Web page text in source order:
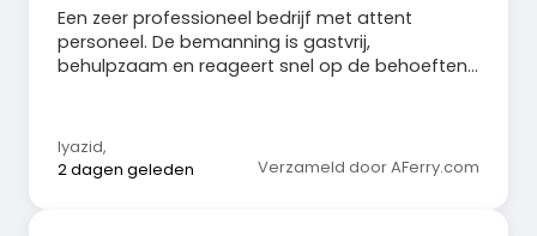
Een zeer professioneel bedrijf met attent
personeel. De bemanning is gastvrij,
behulpzaam en reageert snel op de behoeften
lyazid,
2 dagen geleden
Verzameld door AFerry.com